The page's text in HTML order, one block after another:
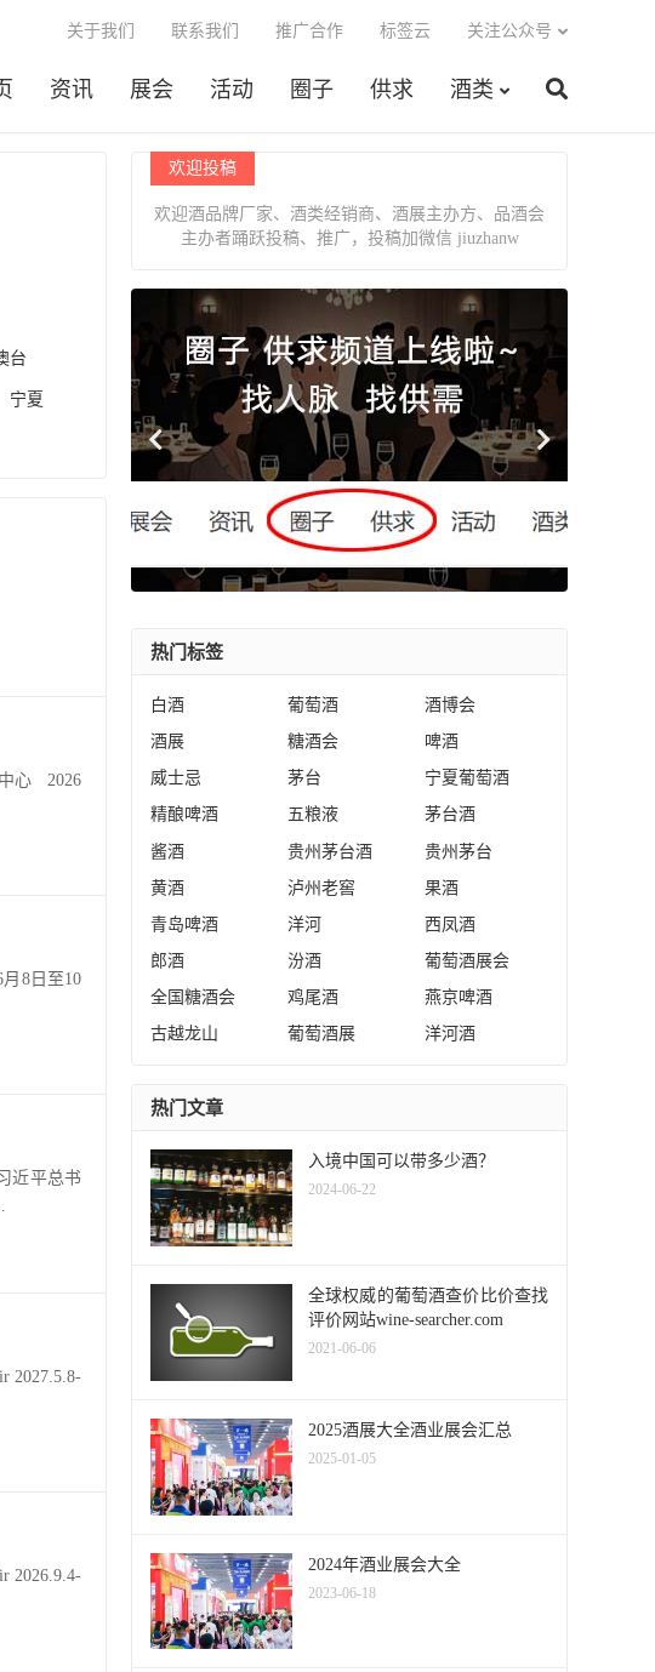
资讯 展会 活动 圈子 供求 酒类
关于我们 联系我们 推广合作 标签云 关注公众号
台
宁夏
心 2026
8日至10
近平总书
2027.5.8-
2026.9.4-
欢迎投稿
欢迎酒品牌厂家、酒类经销商、酒展主办方、品酒会
主办者踊跃投稿、推广，投稿加微信 jiuzhanw
热门标签
白酒 葡萄酒 酒博会
酒展 糖酒会 啤酒
威士忌 茅台 宁夏葡萄酒
精酿啤酒 五粮液 茅台酒
酱酒 贵州茅台酒 贵州茅台
黄酒 泸州老窖 果酒
青岛啤酒 洋河 西凤酒
郎酒 汾酒 葡萄酒展会
全国糖酒会 鸡尾酒 燕京啤酒
古越龙山 葡萄酒展 洋河酒
热门文章
入境中国可以带多少酒？
2024-06-22
全球权威的葡萄酒查价比价查找
评价网站wine-searcher.com
2021-06-06
2025酒展大全酒业展会汇总
2025-01-05
2024年酒业展会大全
2023-06-18